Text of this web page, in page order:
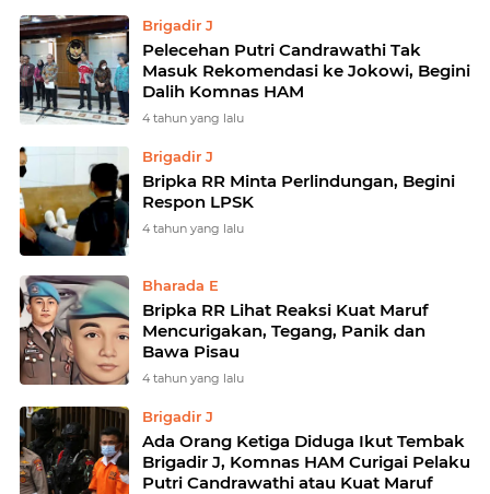
Brigadir J
Pelecehan Putri Candrawathi Tak
Masuk Rekomendasi ke Jokowi, Begini
Dalih Komnas HAM
4 tahun yang lalu
Brigadir J
Bripka RR Minta Perlindungan, Begini
Respon LPSK
4 tahun yang lalu
Bharada E
Bripka RR Lihat Reaksi Kuat Maruf
Mencurigakan, Tegang, Panik dan
Bawa Pisau
4 tahun yang lalu
Brigadir J
Ada Orang Ketiga Diduga Ikut Tembak
Brigadir J, Komnas HAM Curigai Pelaku
Putri Candrawathi atau Kuat Maruf